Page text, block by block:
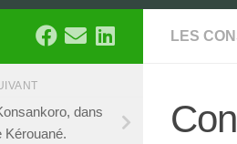
LES
dans
Kérouané.